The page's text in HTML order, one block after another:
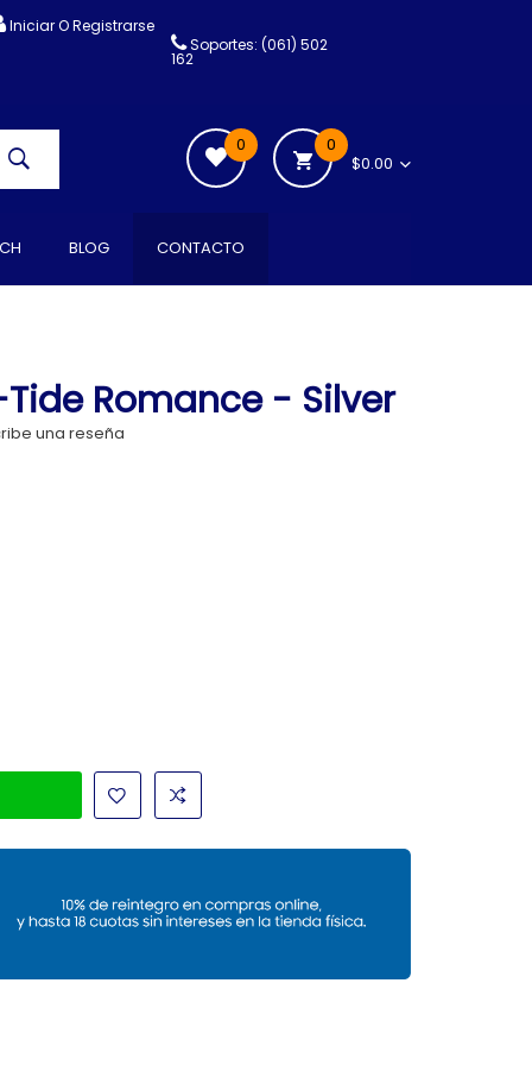
Iniciar O Registrarse
Soportes: (061) 502
162
0
$0.00
0
BLOG CONTACTO
Romance - Silver
una reseña